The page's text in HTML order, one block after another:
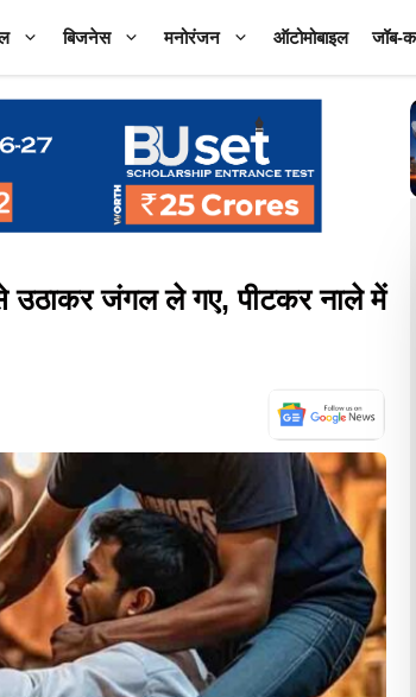
बिजनेस मनोरंजन ऑटोमोबाइल जॉब-
जंगल ले गए, पीटकर नाले में